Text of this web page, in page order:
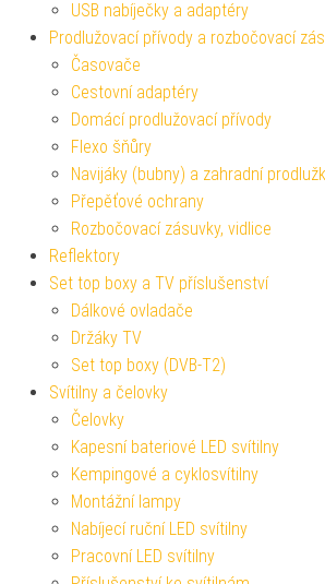
USB nabíječky a adaptéry
Prodlužovací přívody a rozbočovací
Časovače
Cestovní adaptéry
Domácí prodlužovací přívody
Flexo šňůry
Navijáky (bubny) a zahradní
Přepěťové ochrany
Rozbočovací zásuvky, vidlice
Reflektory
Set top boxy a TV příslušenství
Dálkové ovladače
Držáky TV
Set top boxy (DVB-T2)
Svítilny a čelovky
Čelovky
Kapesní bateriové LED svítilny
Kempingové a cyklosvítilny
Montážní lampy
Nabíjecí ruční LED svítilny
Pracovní LED svítilny